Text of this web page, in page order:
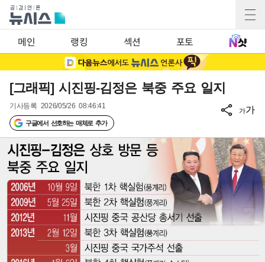
메인 랭킹 섹션 포토
[그래픽] 시진핑-김정은 북중 주요 일지
기사등록 2026/05/26 08:46:41
구글에서 선호하는 매체로 추가
가가